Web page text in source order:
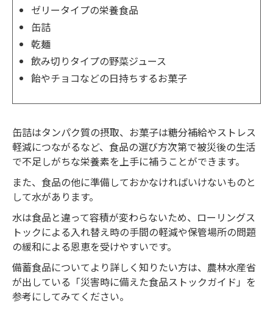
ゼリータイプの栄養食品
缶詰
乾麺
飲み切りタイプの野菜ジュース
飴やチョコなどの日持ちするお菓子
缶詰はタンパク質の摂取、お菓子は糖分補給やストレス
軽減につながるなど、食品の選び方次第で被災後の生活
で不足しがちな栄養素を上手に補うことができます。
また、食品の他に準備しておかなければいけないものと
して水があります。
水は食品と違って容積が変わらないため、ローリングス
トックによる入れ替え時の手間の軽減や保管場所の問題
の緩和による恩恵を受けやすいです。
備蓄食品についてより詳しく知りたい方は、農林水産省
が出している「災害時に備えた食品ストックガイド」を
参考にしてみてください。